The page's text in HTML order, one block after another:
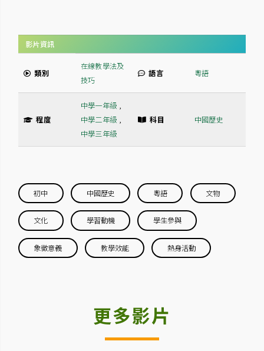
影片資訊
類別
在線教學法及
技巧
語言 粵語
程度
中學一年級 ,
中學二年級 ,
中學三年級
科目 中國歷史
初中 中國歷史 粵語 文物
文化 學習動機 學生參與
象徵意義 教學效能 熱身活動
更多影片